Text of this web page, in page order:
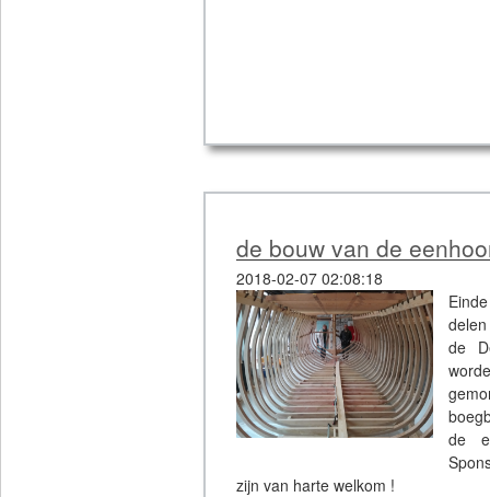
de bouw van de
2018-02-07 02:08:18
de
de
zijn van harte welkom !